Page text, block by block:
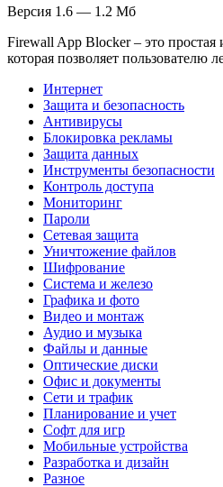
Версия 1.6 — 1.2 Мб
Firewall App Blocker – это
которая позволяет пользователю
Интернет
Защита и безопасность
Антивирусы
Блокировка рекламы
Защита данных
Инструменты безопасности
Контроль доступа
Мониторинг
Пароли
Сетевая защита
Уничтожение файлов
Шифрование
Система и железо
Графика и фото
Видео и монтаж
Аудио и музыка
Файлы и данные
Оптические диски
Офис и документы
Сети и трафик
Планирование и учет
Софт для игр
Мобильные устройства
Разработка и дизайн
Разное